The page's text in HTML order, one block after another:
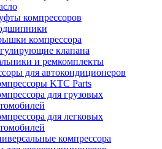
компрессоров
компрессора
клапана
и ремкомплекты
для автокондиционеров
KTC Parts
для грузовых
для легковых
компрессора